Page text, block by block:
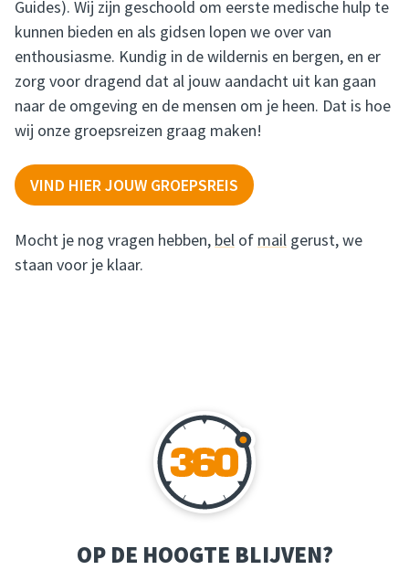
Guides). Wij zijn geschoold om eerste medische hulp te
kunnen bieden en als gidsen lopen we over van
enthousiasme. Kundig in de wildernis en bergen, en er
zorg voor dragend dat al jouw aandacht uit kan gaan
naar de omgeving en de mensen om je heen. Dat is hoe
wij onze groepsreizen graag maken!
VIND HIER JOUW GROEPSREIS
Mocht je nog vragen hebben, bel of mail gerust, we
staan voor je klaar.
OP DE HOOGTE BLIJVEN?